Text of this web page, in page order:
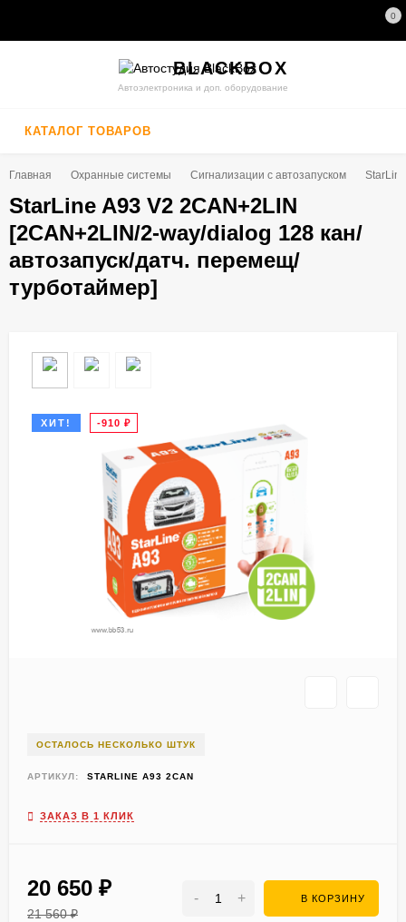
0
BLACKBOX
Автоэлектроника и доп. оборудование
КАТАЛОГ ТОВАРОВ
Главная Охранные системы Сигнализации с автозапуском
StarLine A93 V2 2CAN+2LIN
[2CAN+2LIN/2-way/dialog 128 кан/
автозапуск/датч. перемещ/
турботаймер]
ХИТ! -910 ₽
ОСТАЛОСЬ НЕСКОЛЬКО ШТУК
АРТИКУЛ: STARLINE A93 2CAN
ЗАКАЗ В 1 КЛИК
20 650 ₽
21 560₽
- + В КОРЗИНУ